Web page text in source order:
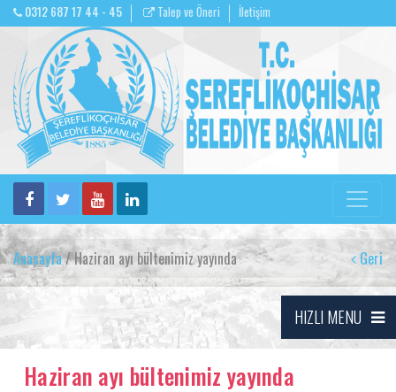
0312 687 17 44 - 45 Talep ve Öneri İletişim
Anasayfa/ Haziran ayı bültenimiz yayında Geri
HIZLI MENU
Haziran ayı bültenimiz yayında